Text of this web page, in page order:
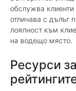
обслужва клиенти
отличава с дълъг
лоялност към
на водещо място.
Ресурси